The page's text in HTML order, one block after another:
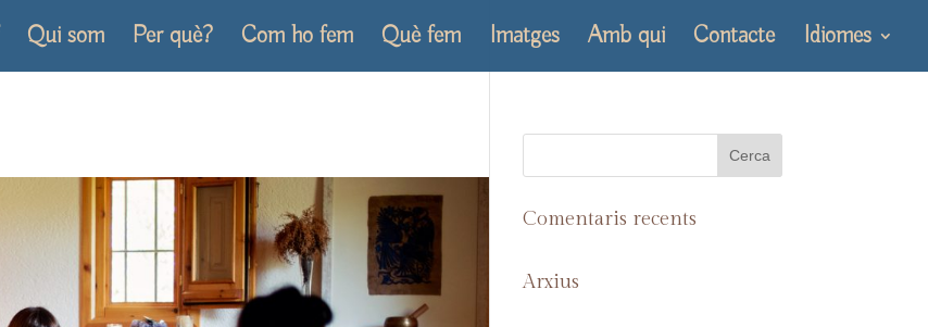
Qui som Per què? Com ho fem Què fem Imatges Amb qui Contacte Idiomes
Comentaris recents
Arxius